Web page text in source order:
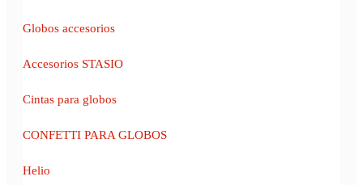
Globos accesorios
Accesorios STASIO
Cintas para globos
CONFETTI PARA GLOBOS
Helio